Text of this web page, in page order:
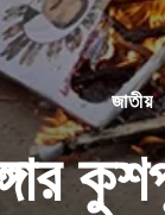
জাতীয়